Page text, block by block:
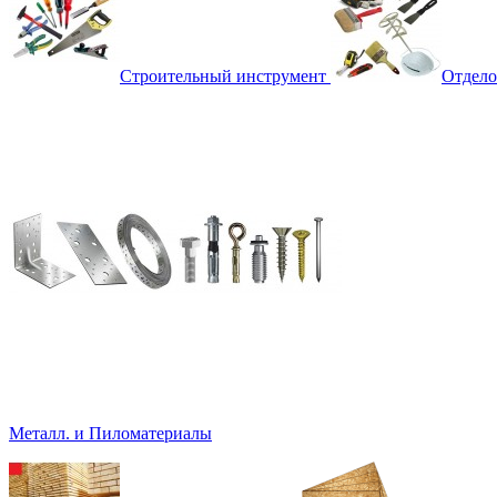
Строительный инструмент
Металл. и Пиломатериалы